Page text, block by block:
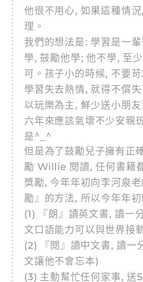
他很不用心, 如果這種情
理。
我們的想法是: 學習是一
學, 鼓勵他學; 他不學, 至
可。孩子小的時候, 不要
學習失去熱情, 就得不償
以玩樂為主, 鮮少送小朋
六年來應該氣壞不少安親
是^_^
但是為了鼓勵兒子擁有正
勵 Willie 閱讀, 任何書籍
獎勵, 今年年初向李河泉
勵』的方法, 所以今年年
(1) 『朗』讀英文書, 讀一
文口語能力可以與世界接
(2) 『閱』讀中文書, 讀一
文讓他不會忘本)
(3) 主動幫忙任何家事, 送